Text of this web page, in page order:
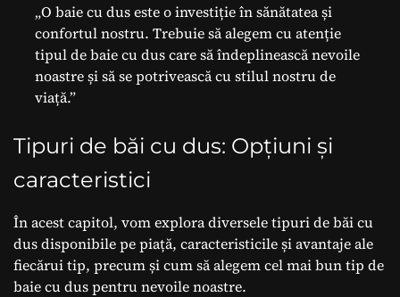
„O baie cu dus este o investiție în sănătatea și
confortul nostru. Trebuie să alegem cu atenție
tipul de baie cu dus care să îndeplinească nevoile
noastre și să se potrivească cu stilul nostru de
viață.”
Tipuri de băi cu dus: Opțiuni și
caracteristici
În acest capitol, vom explora diversele tipuri de băi cu
dus disponibile pe piață, caracteristicile și avantaje ale
fiecărui tip, precum și cum să alegem cel mai bun tip de
baie cu dus pentru nevoile noastre.